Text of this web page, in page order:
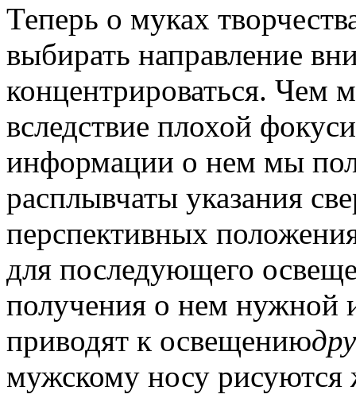
Теперь о муках
выбирать направление
концентрироваться. Чем
вследствие плохой
информации о нем мы
расплывчаты указания
перспективных
для последующего
получения о нем
приводят к освещению
мужскому носу рисуются